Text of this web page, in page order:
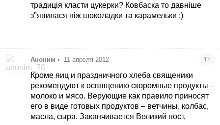
традиція класти цукерки? Ковбаска то давніше
з"явилася ніж шоколадки та карамельки :)
Аноним • 11 апреля 2012 12
Кроме яиц и праздничного хлеба священики
рекомендуют к освящению скоромные продукты –
молоко и мясо. Верующие как правило приносят
его в виде готовых продуктов – ветчины, колбас,
масла, сыра. Заканчивается Великий пост,